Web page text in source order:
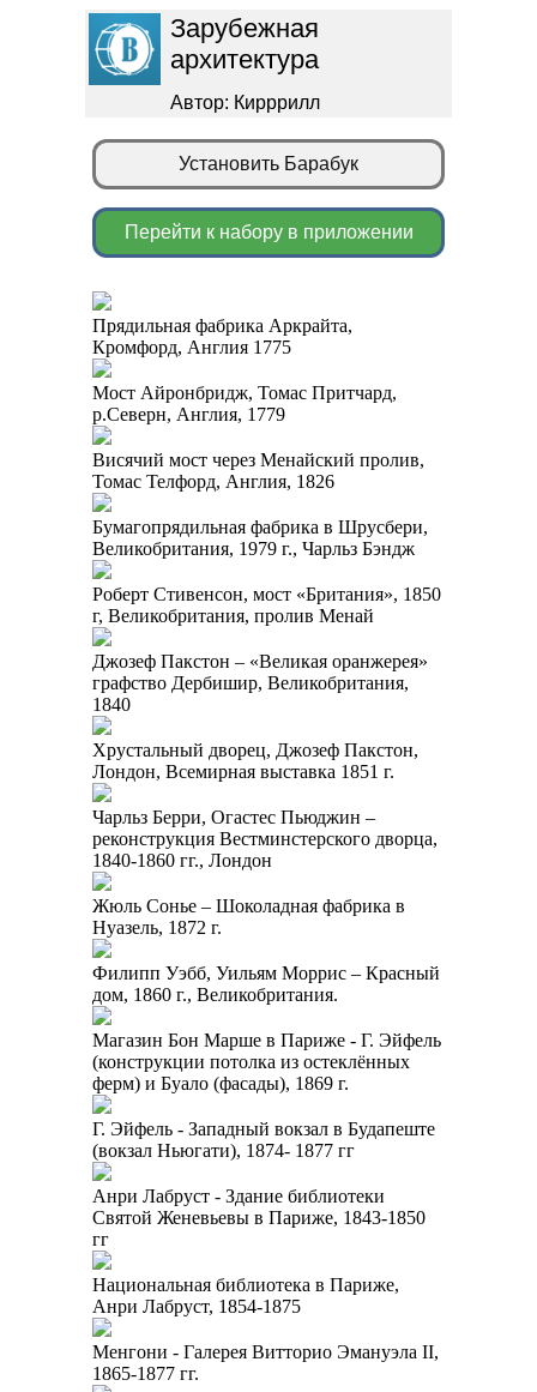
Зарубежная
архитектура
Автор: Кирррилл
Установить Барабук
Перейти к набору в приложении
Прядильная фабрика Аркрайта,
Кромфорд, Англия 1775
Мост Айронбридж, Томас Притчард,
р.Северн, Англия, 1779
Висячий мост через Менайский пролив,
Томас Телфорд, Англия, 1826
Бумагопрядильная фабрика в Шрусбери,
Великобритания, 1979 г., Чарльз Бэндж
Роберт Стивенсон, мост «Британия», 1850
г, Великобритания, пролив Менай
Джозеф Пакстон – «Великая оранжерея»
графство Дербишир, Великобритания,
1840
Хрустальный дворец, Джозеф Пакстон,
Лондон, Всемирная выставка 1851 г.
Чарльз Берри, Огастес Пьюджин –
реконструкция Вестминстерского дворца,
1840-1860 гг., Лондон
Жюль Сонье – Шоколадная фабрика в
Нуазель, 1872 г.
Филипп Уэбб, Уильям Моррис – Красный
дом, 1860 г., Великобритания.
Магазин Бон Марше в Париже - Г. Эйфель
(конструкции потолка из остеклённых
ферм) и Буало (фасады), 1869 г.
Г. Эйфель - Западный вокзал в Будапеште
(вокзал Ньюгати), 1874- 1877 гг
Анри Лабруст - Здание библиотеки
Святой Женевьевы в Париже, 1843-1850
гг
Национальная библиотека в Париже,
Анри Лабруст, 1854-1875
Менгони - Галерея Витторио Эмануэла II,
1865-1877 гг.